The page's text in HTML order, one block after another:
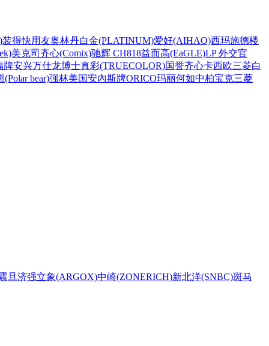
装得快用友奥林丹白金(PLATINUM)爱好(AIHAO)西玛施德楼
美克司 齐心(Comix)驰辉 CH818益而高(EaGLE)LP 外交官
牌安兴万仕龙博士真彩(TRUECOLOR)国誉齐心卡西欧三菱白
(Polar bear)强林美国安內斯牌ORICO玛丽何如中柏宝克三菱
旦济强立象(ARGOX)中崎(ZONERICH)新北洋(SNBC)斑马